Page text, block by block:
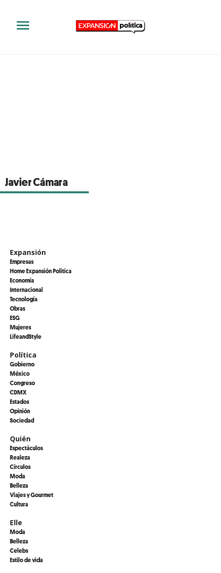
Javier Cámara
Expansión
Empresas
Home Expansión Politica
Economía
Internacional
Tecnología
Obras
ESG
Mujeres
LifeandStyle
Política
Gobierno
México
Congreso
CDMX
Estados
Opinión
Sociedad
Quién
Espectáculos
Realeza
Círculos
Moda
Belleza
Viajes y Gourmet
Cultura
Elle
Moda
Belleza
Celebs
Estilo de vida